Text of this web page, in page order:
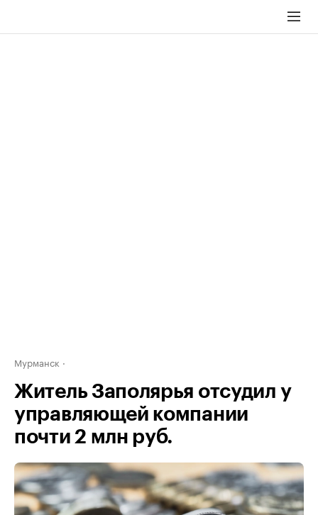
Мурманск
Житель Заполярья отсудил у
управляющей компании
почти 2 млн руб.